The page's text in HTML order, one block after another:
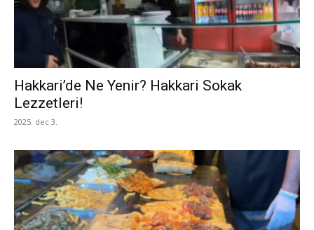
Hakkari’de Ne Yenir? Hakkari Sokak
Lezzetleri!
2025. dec 3.